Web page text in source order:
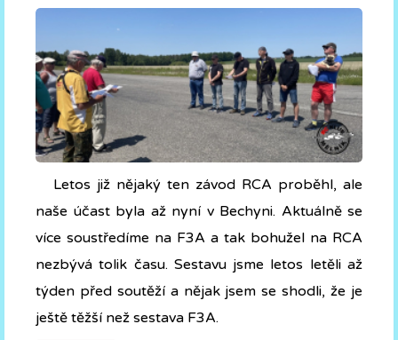
Letos již nějaký ten závod RCA proběhl, ale
naše účast byla až nyní v Bechyni. Aktuálně se
více soustředíme na F3A a tak bohužel na RCA
nezbývá tolik času. Sestavu jsme letos letěli až
týden před soutěží a nějak jsem se shodli, že je
ještě těžší než sestava F3A.